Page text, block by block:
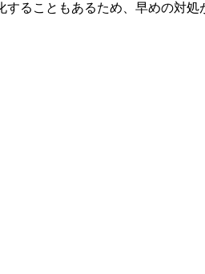
ることもあるため、早めの対処